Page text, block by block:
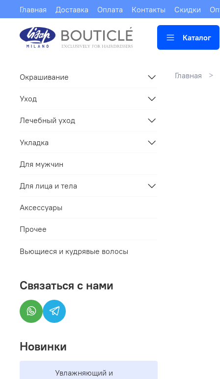
Главная Доставка Оплата Контакты Скидки
Каталог
Главная
Окрашивание
Уход
Лечебный уход
Укладка
Для мужчин
Для лица и тела
Аксессуары
Прочее
Вьющиеся и кудрявые волосы
Связаться с нами
Новинки
Увлажняющий и